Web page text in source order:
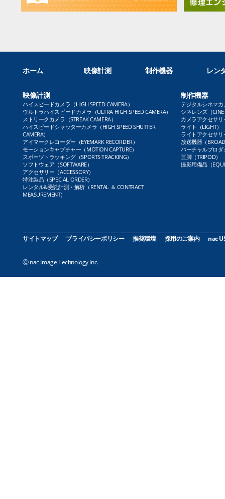
ホーム 映像計測 制作機器 レン
映像計測
ハイスピードカメラ（HIGH SPEED CAMERA）
ウルトラハイスピードカメラ（ULTRA HIGH SPEED CAMERA）
ストリークカメラ（STREAK CAMERA）
ハイスピードシャッターカメラ（HIGH SPEED SHUTTER
CAMERA）
アイマークレコーダー（EYEMARK RECORDER）
モーションキャプチャー（MOTION CAPTURE）
スポーツトラッキング（SPORTS TRACKING）
ソフトウェア（SOFTWARE）
アクセサリー（ACCESSORY）
特注製品（SPECIAL ORDER）
レンタル&受託計測・解析（RENTAL ＆ CONTRACT
MEASUREMENT）
制作機器
デジタルシネマカ
シネレンズ（CINE
カメラアクセサリ
ライト（LIGHT）
ライトアクセサリ
放送機器（
バーチャルプロダ
三脚（TRIPOD）
撮影用備品（
サイトマップ プライバシーポリシー 推奨環境 採用のご案内 nac
Ⓒ nac Image Technology Inc.